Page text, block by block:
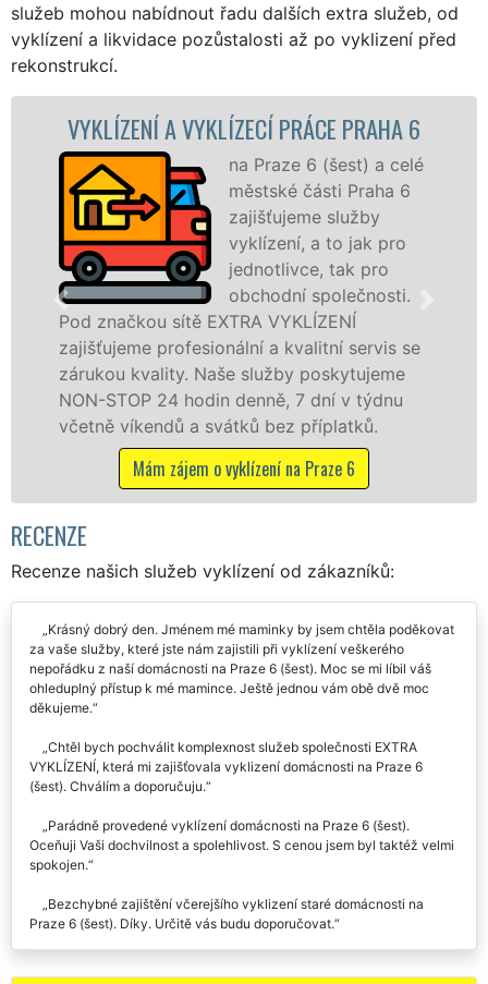
služeb mohou nabídnout řadu dalších extra služeb, od
vyklízení a likvidace pozůstalosti až po vyklizení před
rekonstrukcí.
A VYKLÍZECÍ PRÁCE PRAHA 6
na Praze 6 (šest) a celé
městské části Praha 6
zajišťujeme služby
vyklízení, a to jak pro
jednotlivce, tak pro
obchodní společnosti.
sítě EXTRA VYKLÍZENÍ
profesionální a kvalitní servis se
Naše služby poskytujeme
24 hodin denně, 7 dní v týdnu
a svátků bez příplatků.
zájem o vyklízení na Praze 6
službu jak
osobám se
práce, a to
RECENZE
Recenze našich služeb vyklízení od zákazníků:
Krásný dobrý den. Jménem mé maminky by jsem chtěla poděkovat
za vaše služby, které jste nám zajistili při vyklízení veškerého
nepořádku z naší domácnosti na Praze 6 (šest). Moc se mi líbil váš
ohleduplný přístup k mé mamince. Ještě jednou vám obě dvě moc
děkujeme.
Chtěl bych pochválit komplexnost služeb společnosti EXTRA
VYKLÍZENÍ, která mi zajišťovala vyklizení domácnosti na Praze 6
(šest). Chválím a doporučuju.
Parádně provedené vyklízení domácnosti na Praze 6 (šest).
Oceňuji Vaši dochvilnost a spolehlivost. S cenou jsem byl taktéž velmi
spokojen.
Bezchybné zajištění včerejšího vyklizení staré domácnosti na
Praze 6 (šest). Díky. Určitě vás budu doporučovat.